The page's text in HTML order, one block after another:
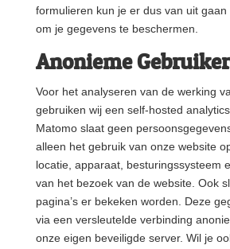
formulieren kun je er dus van uit gaan
om je gegevens te beschermen.
Anonieme
Voor het analyseren van de werking
gebruiken wij een self-hosted
Matomo slaat geen
alleen het gebruik van onze website
locatie, apparaat, besturingssysteem
van het bezoek van de website. Ook
pagina’s er bekeken worden. Deze
via een versleutelde verbinding
onze eigen beveiligde server. Wil je